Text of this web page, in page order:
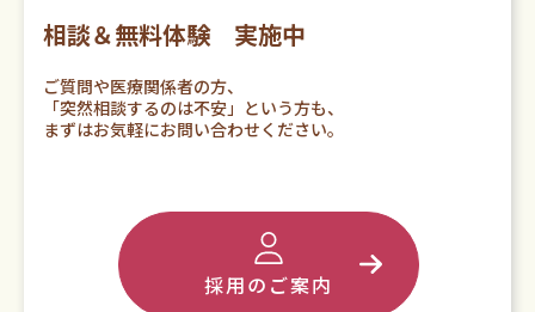
相談＆無料体験 実施中
ご質問や医療関係者の方、
「突然相談するのは不安」という方も、
まずはお気軽にお問い合わせください。
採用のご案内